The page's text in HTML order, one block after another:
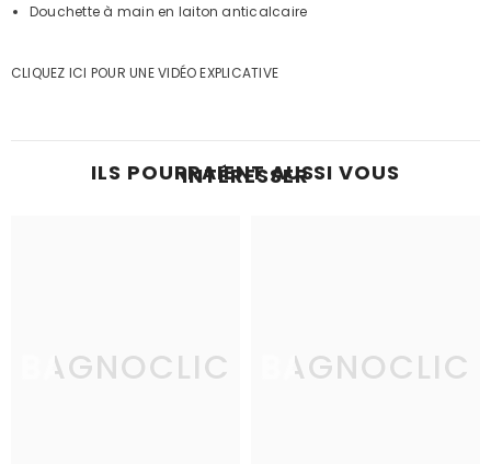
Douchette à main en laiton anticalcaire
CLIQUEZ ICI POUR UNE VIDÉO EXPLICATIVE
ILS POURRAIENT AUSSI VOUS
INTÉRESSER
BAGNOCLIC BAGNOCLIC